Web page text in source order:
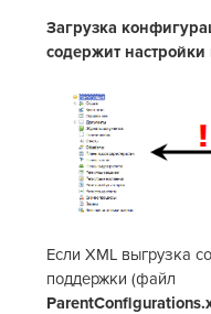
Загрузка
содержит
Если XML выгрузка
поддержки (файл